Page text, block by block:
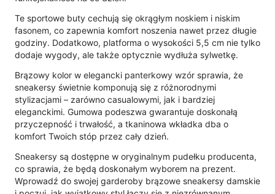
Te sportowe buty cechują się okrągłym noskiem i niskim
fasonem, co zapewnia komfort noszenia nawet przez długie
godziny. Dodatkowo, platforma o wysokości 5,5 cm nie tylko
dodaje wygody, ale także optycznie wydłuża sylwetkę.
Brązowy kolor w elegancki panterkowy wzór sprawia, że
sneakersy świetnie komponują się z różnorodnymi
stylizacjami – zarówno casualowymi, jak i bardziej
eleganckimi. Gumowa podeszwa gwarantuje doskonałą
przyczepność i trwałość, a tkaninowa wkładka dba o
komfort Twoich stóp przez cały dzień.
Sneakersy są dostępne w oryginalnym pudełku producenta,
co sprawia, że będą doskonałym wyborem na prezent.
Wprowadź do swojej garderoby brązowe sneakersy damskie